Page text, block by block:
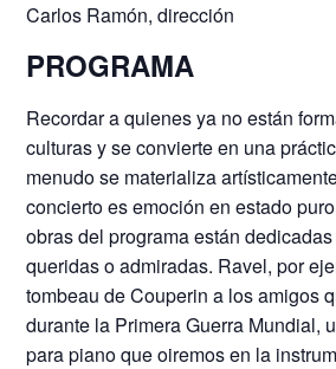
Carlos Ramón, dirección
PROGRAMA
Recordar a quienes ya no están
culturas y se convierte en una
menudo se materializa
concierto es emoción en estado
obras del programa están
queridas o admiradas. Ravel, por
tombeau de Couperin a los amigos
durante la Primera Guerra Mundial,
para piano que oiremos en la